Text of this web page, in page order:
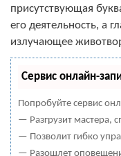
присутствующая
его деятельность, а
излучающее
Сервис онлайн-
Попробуйте сервис
— Разгрузит мастера,
— Позволит гибко
— Разошлет